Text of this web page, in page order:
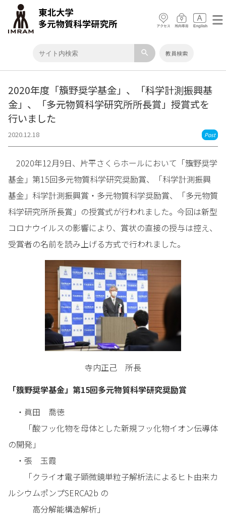
search 教員検索
2020年度「籏野奨学基金」、「科学計測振興基
金」、「多元物質科学研究所所長賞」授賞式を
行いました
2020.12.18 Post
2020年12月9日、片平さくらホールにおいて「籏野奨学
基金」第15回多元物質科学研究奨励賞、「科学計測振興
基金」科学計測振興賞・多元物質科学奨励賞、「多元物質
科学研究所所長賞」の授賞式が行われました。今回は新型
コロナウイルスの影響により、賞状の直接の授与は控え、
受賞者の名前を読み上げる方式で行われました。
寺内正己 所長
「籏野奨学基金」第15回多元物質科学研究奨励賞
・眞田 喬徳
「酸フッ化物を母体とした新規フッ化物イオン伝導体
の開発」
・張 玉霞
「クライオ電子顕微鏡単粒子解析法によるヒト由来カ
ルシウムポンプSERCA2b の
高分解能構造解析」